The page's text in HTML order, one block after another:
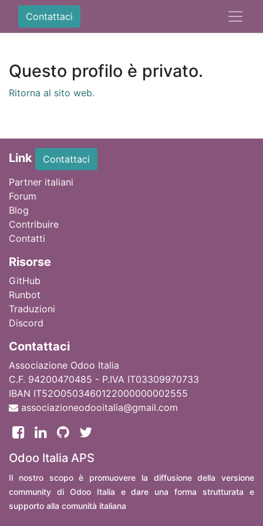
Contattaci
Questo profilo è privato.
Ritorna al sito web.
Link
Contattaci
Partner italiani
Forum
Blog
Contribuire
Contatti
Risorse
GitHub
Runbot
Traduzioni
Discord
Contattaci
Associazione Odoo Italia
C.F. 94200470485 - P.IVA IT03309970733
IBAN IT52O0503460122000000002555
associazioneodooitalia@gmail.com
Odoo Italia APS
Il nostro scopo è promuovere la diffusione della versione
community di Odoo Italia e dare una forma strutturata e
supporto alla comunità italiana